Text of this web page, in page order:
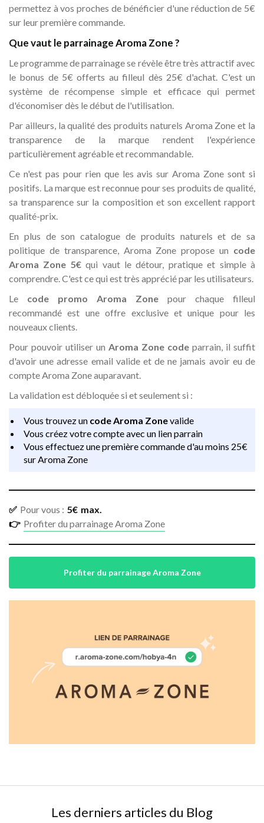
permettez à vos proches de bénéficier d'une réduction de 5€
sur leur première commande.
Que vaut le parrainage Aroma Zone ?
Le programme de parrainage se révèle être très attractif avec
le bonus de 5€ offerts au filleul dès 25€ d'achat. C'est un
système de récompense simple et efficace qui permet
d'économiser dès le début de l'utilisation.
Par ailleurs, la qualité des produits naturels Aroma Zone et la
transparence de la marque rendent l'expérience
particulièrement agréable et recommandable.
Ce n'est pas pour rien que les avis sur Aroma Zone sont si
positifs. La marque est reconnue pour ses produits de qualité,
sa transparence sur la composition et son excellent rapport
qualité-prix.
En plus de son catalogue de produits naturels et de sa
politique de transparence, Aroma Zone propose un code
Aroma Zone 5€qui vaut le détour, pratique et simple à
comprendre. C'est ce qui est très apprécié par les utilisateurs.
Le code promo Aroma Zone pour chaque filleul
recommandé est une offre exclusive et unique pour les
nouveaux clients.
Pour pouvoir utiliser un Aroma Zone code parrain, il suffit
d'avoir une adresse email valide et de ne jamais avoir eu de
compte Aroma Zone auparavant.
La validation est débloquée si et seulement si :
Vous trouvez un code Aroma Zonevalide
Vous créez votre compte avec un lien parrain
Vous effectuez une première commande d'au moins 25€
sur Aroma Zone
✅ Pour vous : 5€ max.
👉 Profiter du parrainage Aroma Zone
Profiter du parrainage Aroma Zone
Aroma-Zone
Les derniers articles du Blog